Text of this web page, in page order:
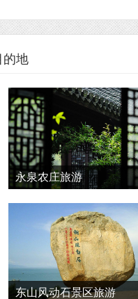
的地
永泉农庄旅游
东山风动石景区旅游